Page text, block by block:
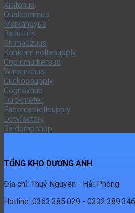
Kratonus
Qualcommus
Markandyus
Balluffus
Shimadzuus
Konicaminoltasupply
Copicmarkersus
Winsmithus
Cuckoosupply
Cognexhub
Turckmeter
Fabercastellsupply
Dowfactory
Baldorhpshop
TỔNG KHO DƯƠNG ANH
Địa chỉ: Thuỷ Nguyên - Hải Phòng
Hotline: 0363.385.029 - 0332.389.346